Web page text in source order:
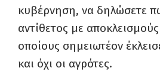
κυβέρνηση, να δηλώσετε
αντίθετος με
οποίους σημειωτέον
και όχι οι αγρότες.